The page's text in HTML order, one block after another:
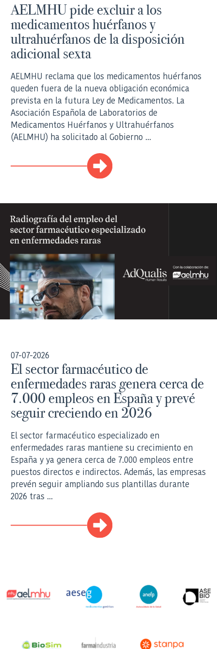
AELMHU pide excluir a los
medicamentos huérfanos y
ultrahuérfanos de la disposición
adicional sexta
AELMHU reclama que los medicamentos huérfanos
queden fuera de la nueva obligación económica
prevista en la futura Ley de Medicamentos. La
Asociación Española de Laboratorios de
Medicamentos Huérfanos y Ultrahuérfanos
(AELMHU) ha solicitado al Gobierno ...
07-07-2026
El sector farmacéutico de
enfermedades raras genera cerca de
7.000 empleos en España y prevé
seguir creciendo en 2026
El sector farmacéutico especializado en
enfermedades raras mantiene su crecimiento en
España y ya genera cerca de 7.000 empleos entre
puestos directos e indirectos. Además, las empresas
prevén seguir ampliando sus plantillas durante
2026 tras ...